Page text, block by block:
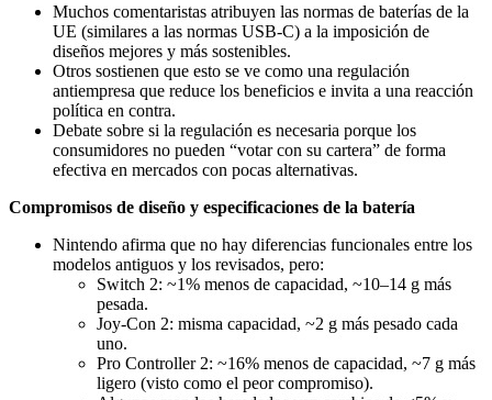
Muchos comentaristas atribuyen las normas de baterías de la
UE (similares a las normas USB-C) a la imposición de
diseños mejores y más sostenibles.
Otros sostienen que esto se ve como una regulación
antiempresa que reduce los beneficios e invita a una reacción
política en contra.
Debate sobre si la regulación es necesaria porque los
consumidores no pueden “votar con su cartera” de forma
efectiva en mercados con pocas alternativas.
Compromisos de diseño y especificaciones de la batería
Nintendo afirma que no hay diferencias funcionales entre los
modelos antiguos y los revisados, pero:
Switch 2: ~1% menos de capacidad, ~10–14 g más
pesada.
Joy-Con 2: misma capacidad, ~2 g más pesado cada
uno.
Pro Controller 2: ~16% menos de capacidad, ~7 g más
ligero (visto como el peor compromiso).